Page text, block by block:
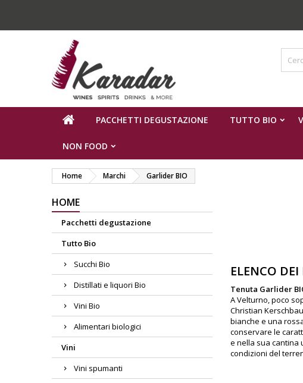
PACCHETTI DEGUSTAZIONE TUTTO BIO
NON FOOD
Home Marchi Garlider BIO
HOME
Pacchetti degustazione
Tutto Bio
Succhi Bio
Distillati e liquori Bio
Vini Bio
Alimentari biologici
Vini
Vini spumanti
ELENCO
Tenuta Garlider
A Velturno, poco
Christian
bianche e una
conservare le
e nella sua cantina
condizioni del